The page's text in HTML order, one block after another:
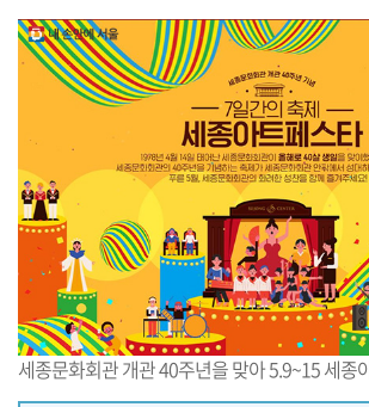
세종문화회관 개관 40주년을 맞아 5.9~15 세종